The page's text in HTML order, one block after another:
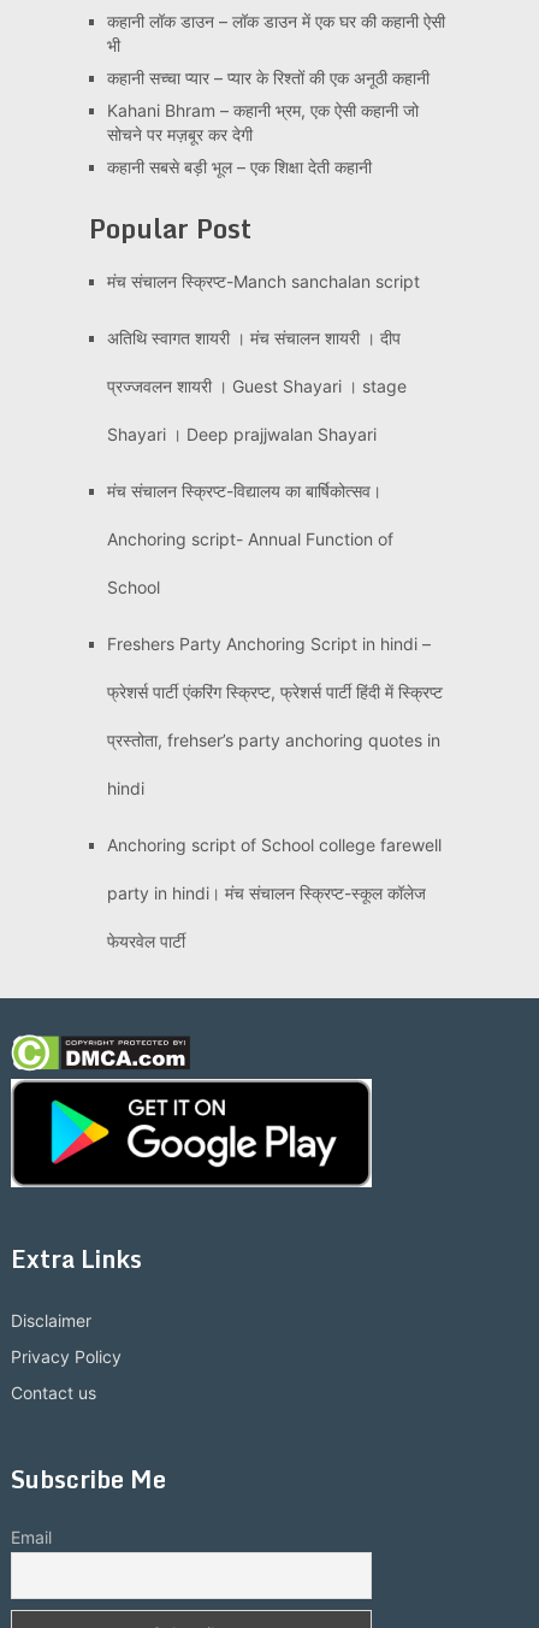
कहानी लॉक डाउन – लॉक डाउन में एक घर की कहानी ऐसी
भी
कहानी सच्चा प्यार – प्यार के रिश्तों की एक अनूठी कहानी
Kahani Bhram – कहानी भ्रम, एक ऐसी कहानी जो
सोचने पर मज़बूर कर देगी
कहानी सबसे बड़ी भूल – एक शिक्षा देती कहानी
Popular Post
मंच संचालन स्क्रिप्ट-Manch sanchalan script
अतिथि स्वागत शायरी । मंच संचालन शायरी । दीप
प्रज्जवलन शायरी । Guest Shayari । stage
Shayari । Deep prajjwalan Shayari
मंच संचालन स्क्रिप्ट-विद्यालय का बार्षिकोत्सव।
Anchoring script- Annual Function of
School
Freshers Party Anchoring Script in hindi –
फ्रेशर्स पार्टी एंकरिंग स्क्रिप्ट, फ्रेशर्स पार्टी हिंदी में स्क्रिप्ट
प्रस्तोता, frehser’s party anchoring quotes in
hindi
Anchoring script of School college farewell
party in hindi। मंच संचालन स्क्रिप्ट-स्कूल कॉलेज
फेयरवेल पार्टी
Extra Links
Disclaimer
Privacy Policy
Contact us
Subscribe Me
Email